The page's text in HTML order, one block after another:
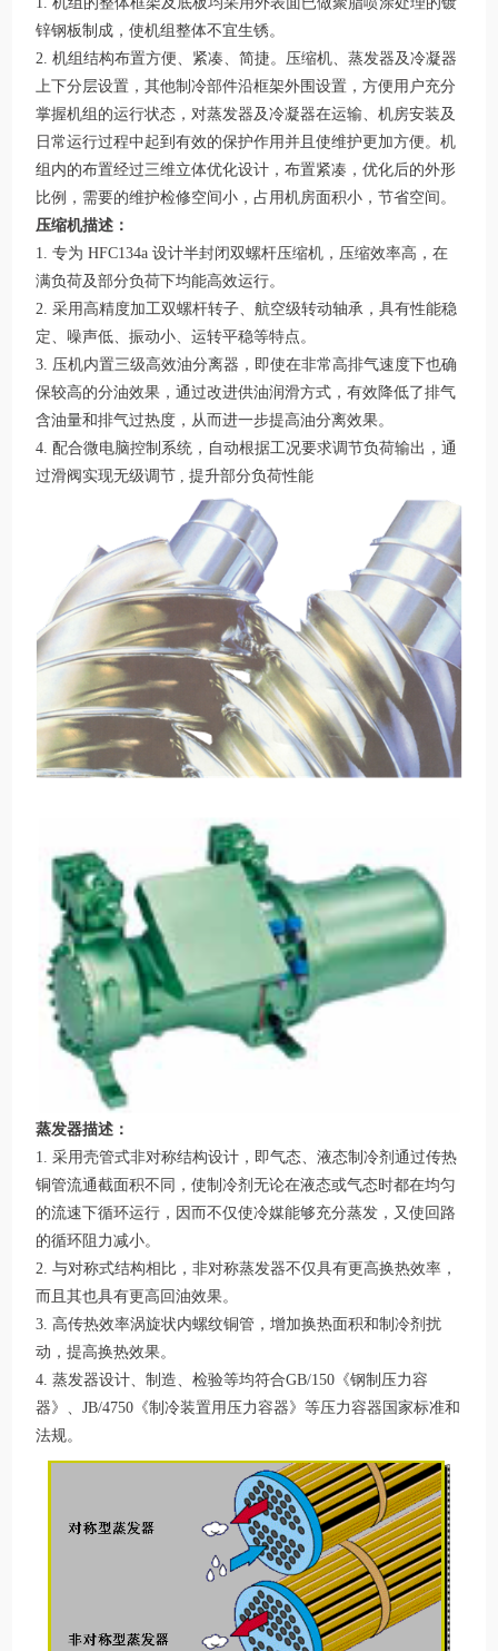
锌钢板制成，使机组整体不宜生锈。
2. 机组结构布置方便、紧凑、简捷。压缩机、蒸发器及冷凝器
上下分层设置，其他制冷部件沿框架外围设置，方便用户充分
掌握机组的运行状态，对蒸发器及冷凝器在运输、机房安装及
日常运行过程中起到有效的保护作用并且使维护更加方便。机
组内的布置经过三维立体优化设计，布置紧凑，优化后的外形
比例，需要的维护检修空间小，占用机房面积小，节省空间。
压缩机描述：
1. 专为 HFC134a 设计半封闭双螺杆压缩机，压缩效率高，在
满负荷及部分负荷下均能高效运行。
2. 采用高精度加工双螺杆转子、航空级转动轴承，具有性能稳
定、噪声低、振动小、运转平稳等特点。
3. 压机内置三级高效油分离器，即使在非常高排气速度下也确
保较高的分油效果，通过改进供油润滑方式，有效降低了排气
含油量和排气过热度，从而进一步提高油分离效果。
4. 配合微电脑控制系统，自动根据工况要求调节负荷输出，通
过滑阀实现无级调节 , 提升部分负荷性能
蒸发器描述：
1. 采用壳管式非对称结构设计，即气态、液态制冷剂通过传热
铜管流通截面积不同，使制冷剂无论在液态或气态时都在均匀
的流速下循环运行，因而不仅使冷媒能够充分蒸发，又使回路
的循环阻力减小。
2. 与对称式结构相比，非对称蒸发器不仅具有更高换热效率，
而且其也具有更高回油效果。
3. 高传热效率涡旋状内螺纹铜管，增加换热面积和制冷剂扰
动，提高换热效果。
4. 蒸发器设计、制造、检验等均符合GB/150《钢制压力容
器》、JB/4750《制冷装置用压力容器》等压力容器国家标准和
法规。